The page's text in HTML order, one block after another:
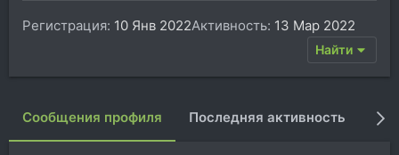
Регистрация 10 Янв 2022Активность 13 Мар 2022
Найти
Сообщения профиля Последняя активность